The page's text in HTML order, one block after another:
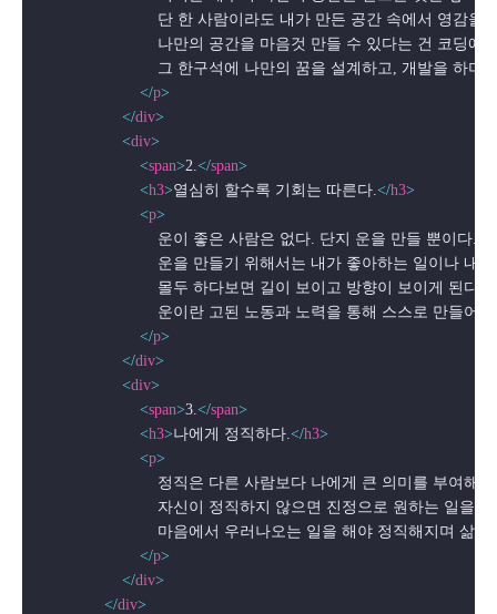
단 한 사람이라도 내가 만든 공간 속에서 영
나만의 공간을 마음것 만들 수 있다는 건 코
그 한구석에 나만의 꿈을 설계하고, 개발을 하
</p>
</div>
<div>
<span>2.</span>
<h3>열심히 할수록 기회는 따른다.</h3>
<p>
                            운이 좋은 사람은 없다. 단지 운을 만들 뿐이다.
운을 만들기 위해서는 내가 좋아하는 일이나
                            몰두 하다보면 길이 보이고 방향이 보이게 된다.
운이란 고된 노동과 노력을 통해 스스로 만들어
</p>
</div>
<div>
<span>3.</span>
<h3>나에게 정직하다.</h3>
<p>
정직은 다른 사람보다 나에게 큰 의미를 부여해
자신이 정직하지 않으면 진정으로 원하는 일
마음에서 우러나오는 일을 해야 정직해지며 삶
</p>
</div>
</div>